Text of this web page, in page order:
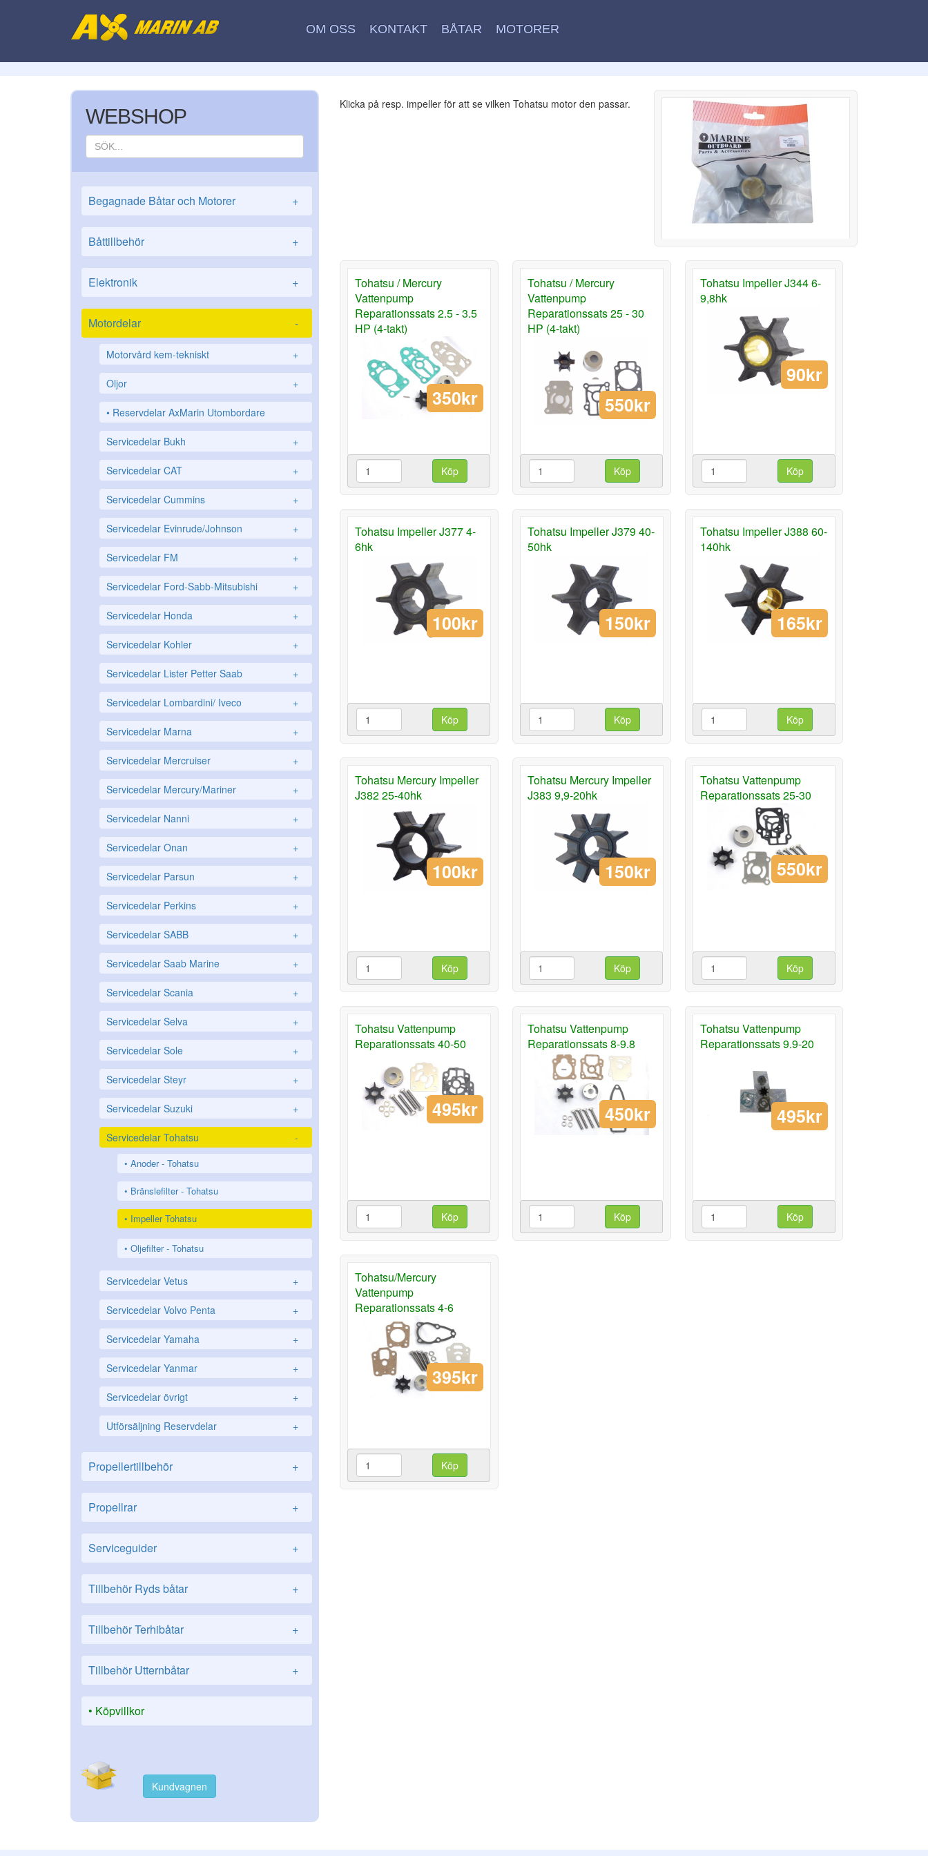
OM OSS KONTAKT BÅTAR MOTORER
WEBSHOP
Begagnade Båtar och Motorer +
Båttillbehör +
Elektronik +
Motordelar -
Motorvård kem-tekniskt +
Oljor +
Reservdelar AxMarin Utombordare
Servicedelar Bukh +
Servicedelar CAT +
Servicedelar Cummins +
Servicedelar Evinrude/Johnson +
Servicedelar FM +
Servicedelar Ford-Sabb-Mitsubishi +
Servicedelar Honda +
Servicedelar Kohler +
Servicedelar Lister Petter Saab +
Servicedelar Lombardini/ Iveco +
Servicedelar Marna +
Servicedelar Mercruiser +
Servicedelar Mercury/Mariner +
Servicedelar Nanni +
Servicedelar Onan +
Servicedelar Parsun +
Servicedelar Perkins +
Servicedelar SABB +
Servicedelar Saab Marine +
Servicedelar Scania +
Servicedelar Selva +
Servicedelar Sole +
Servicedelar Steyr +
Servicedelar Suzuki +
Servicedelar Tohatsu -
Anoder - Tohatsu
Bränslefilter - Tohatsu
Impeller Tohatsu
Oljefilter - Tohatsu
Servicedelar Vetus +
Servicedelar Volvo Penta +
Servicedelar Yamaha +
Servicedelar Yanmar +
Servicedelar övrigt +
Utförsäljning Reservdelar +
Propellertillbehör +
Propellrar +
Serviceguider +
Tillbehör Ryds båtar +
Tillbehör Terhibåtar +
Tillbehör Utternbåtar +
Köpvillkor
Kundvagnen
Klicka på resp. impeller för att se vilken Tohatsu motor den passar.
Tohatsu / Mercury
Vattenpump
Reparationssats 2.5 - 3.5
HP (4-takt)
350kr
Köp
Tohatsu / Mercury
Vattenpump
Reparationssats 25 - 30
HP (4-takt)
550kr
Köp
Tohatsu Impeller J344 6-
9,8hk
90kr
Köp
Tohatsu Impeller J377 4-
6hk
100kr
Köp
Tohatsu Impeller J379 40-
50hk
150kr
Köp
Tohatsu Impeller J388 60-
140hk
165kr
Köp
Tohatsu Mercury Impeller
J382 25-40hk
100kr
Köp
Tohatsu Mercury Impeller
J383 9,9-20hk
150kr
Köp
Tohatsu Vattenpump
Reparationssats 25-30
550kr
Köp
Tohatsu Vattenpump
Reparationssats 40-50
495kr
Köp
Tohatsu Vattenpump
Reparationssats 8-9.8
450kr
Köp
Tohatsu Vattenpump
Reparationssats 9.9-20
495kr
Köp
Tohatsu/Mercury
Vattenpump
Reparationssats 4-6
395kr
Köp